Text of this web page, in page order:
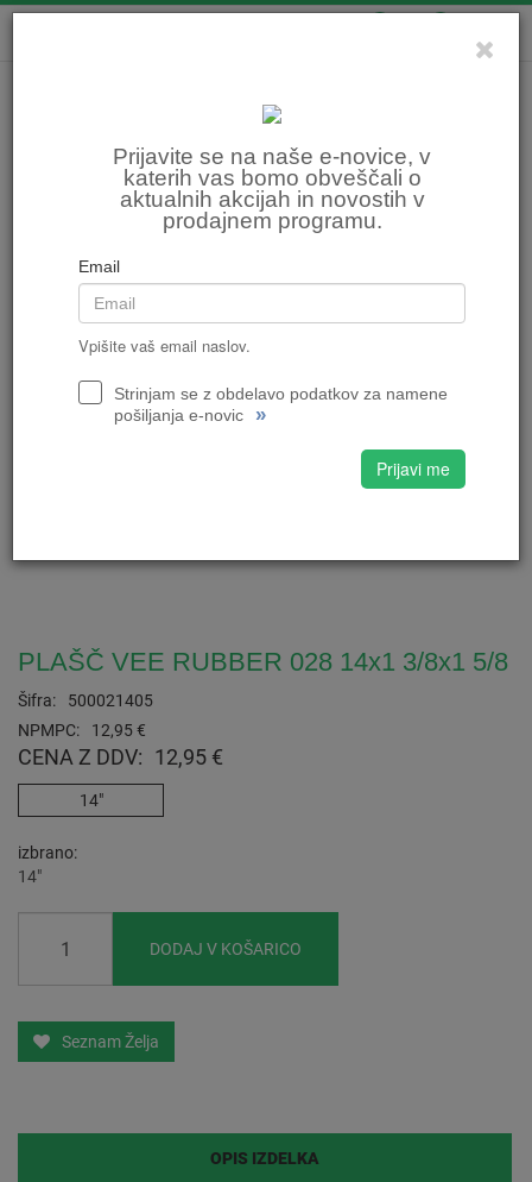
Prijavite se na naše e-novice, v
katerih vas bomo obveščali o
aktualnih akcijah in novostih v
prodajnem programu.
Email
Vpišite vaš email naslov.
Strinjam se z obdelavo podatkov za namene
pošiljanja e-novic
»
Prijavi me
PLAŠČ VEE RUBBER 028 14x1 3/8x1 5/8
Šifra:
500021405
NPMPC:
12,95 €
CENA Z DDV: 12,95 €
14"
izbrano
14"
DODAJ V KOŠARICO
Seznam Želja
OPIS IZDELKA